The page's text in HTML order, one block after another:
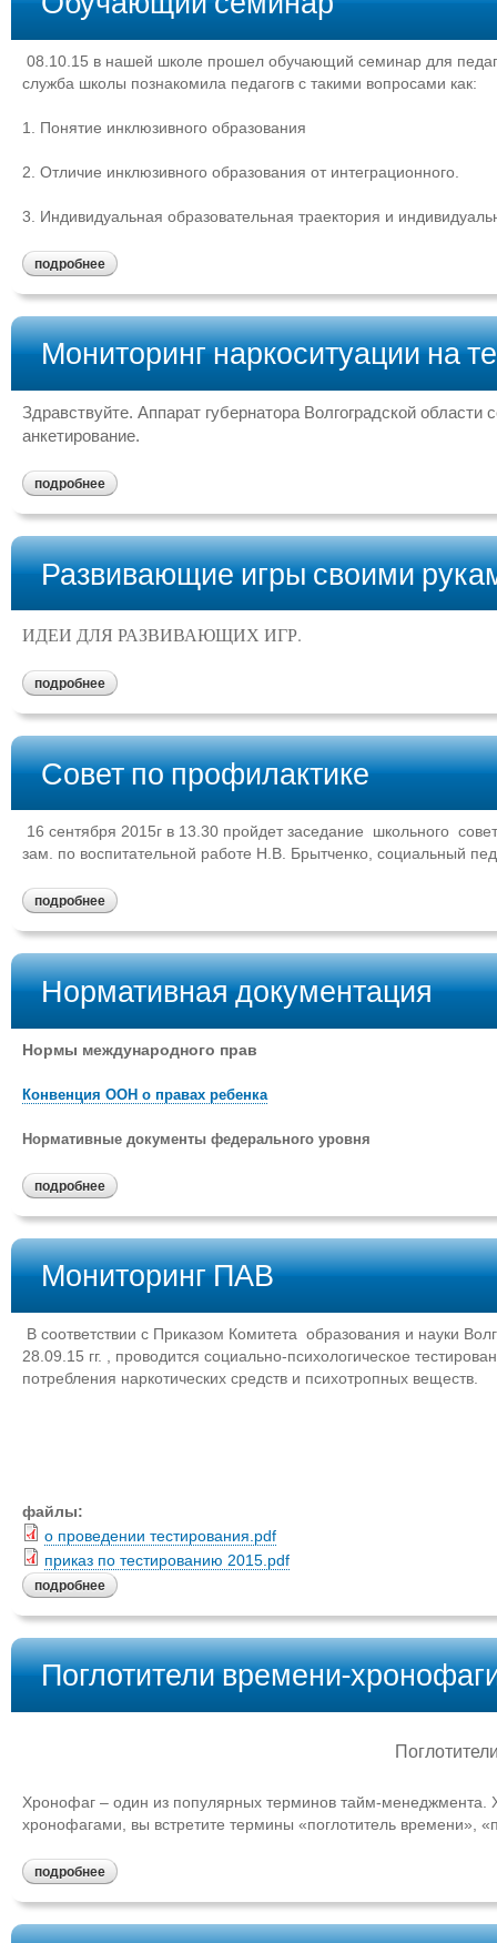
08.10.15 в нашей школе прошел обучающий семинар для
служба школы познакомила педагогв с такими вопросами как:
1. Понятие инклюзивного образования
2. Отличие инклюзивного образования от интеграционного.
3. Индивидуальная образовательная траектория и
подробнее
Мониторинг наркоситуации на
Здравствуйте. Аппарат губернатора Волгоградской
анкетирование.
подробнее
Развивающие игры своими
ИДЕИ ДЛЯ РАЗВИВАЮЩИХ ИГР.
подробнее
Совет по профилактике
16 сентября 2015г в 13.30 пройдет заседание школьного
зам. по воспитательной работе Н.В. Брытченко, социальный
подробнее
Нормативная документация
Нормы международного прав
Конвенция ООН о правах ребенка
Нормативные документы федерального уровня
подробнее
Мониторинг ПАВ
В соответствии с Приказом Комитета образования и науки
28.09.15 гг. , проводится социально-психологическое
потребления наркотических средств и психотропных веществ.
файлы:
о проведении тестирования.pdf
приказ по тестированию 2015.pdf
подробнее
Поглотители времени-
Хронофаг – один из популярных терминов тайм-
хронофагами, вы встретите термины «поглотитель времени»,
подробнее